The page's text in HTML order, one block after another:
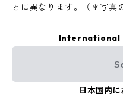
とに異なります。（＊写真
International
日本国内